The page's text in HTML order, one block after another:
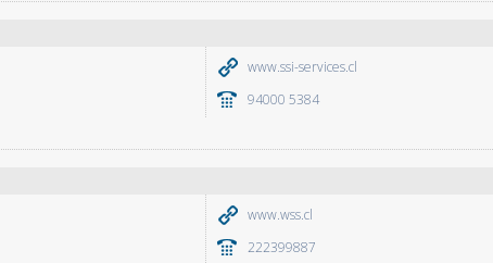
www.ssi-services.cl
94000 5384
www.wss.cl
222399887